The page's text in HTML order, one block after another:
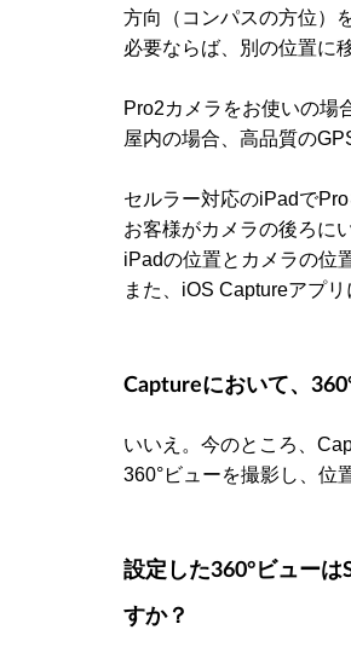
方向（コンパスの方位）
必要ならば、別の位置に
Pro2カメラをお使いの場
屋内の場合、高品質の
セルラー対応のiPadで
お客様がカメラの後ろに
iPadの位置とカメラの位
また、iOS Captureアプ
Captureにおいて、
いいえ。今のところ、
360°ビューを撮影し、位
設定した360°ビューは
すか？